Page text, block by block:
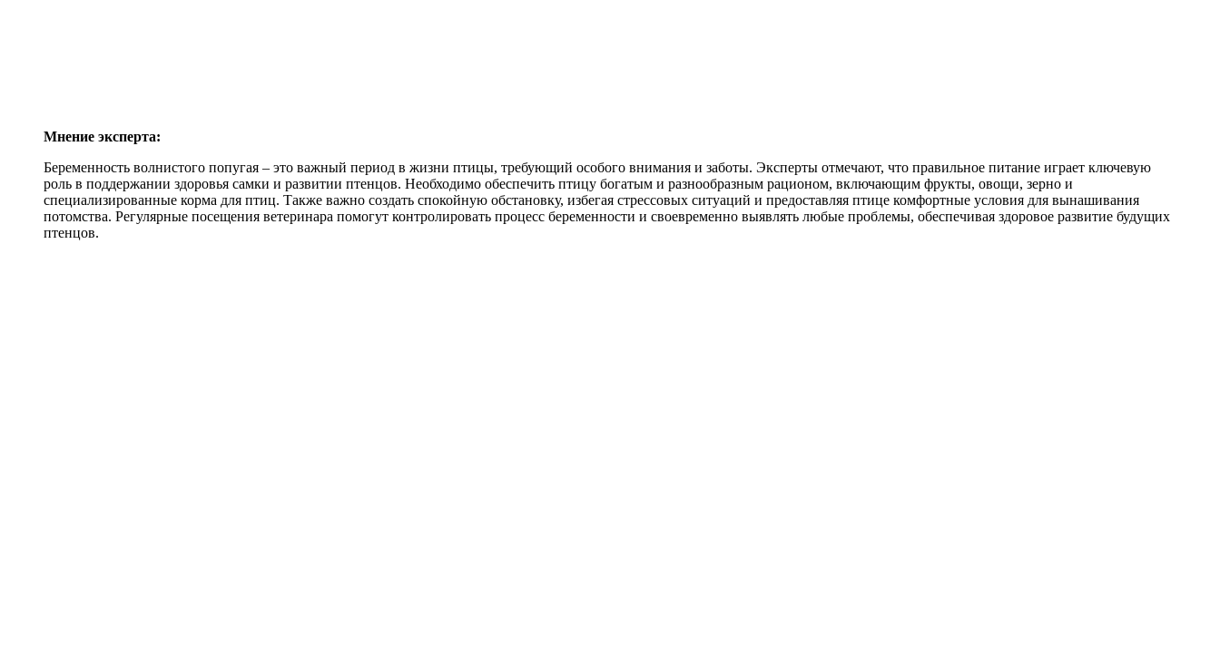
Мнение эксперта:
Беременность волнистого попугая – это важный период в жизни птицы, требующий особого внимания и заботы. Эксперты отмечают, что правильное питание играет ключевую
роль в поддержании здоровья самки и развитии птенцов. Необходимо обеспечить птицу богатым и разнообразным рационом, включающим фрукты, овощи, зерно и
специализированные корма для птиц. Также важно создать спокойную обстановку, избегая стрессовых ситуаций и предоставляя птице комфортные условия для вынашивания
потомства. Регулярные посещения ветеринара помогут контролировать процесс беременности и своевременно выявлять любые проблемы, обеспечивая здоровое развитие будущих
птенцов.